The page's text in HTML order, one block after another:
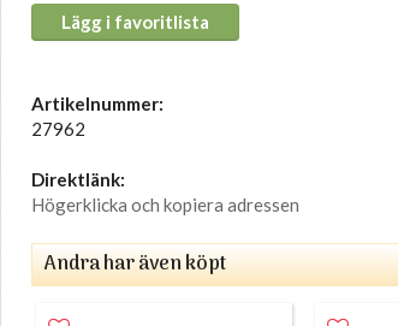
Lägg i favoritlista
Artikelnummer:
27962
Direktlänk:
Högerklicka och kopiera adressen
Andra har även köpt